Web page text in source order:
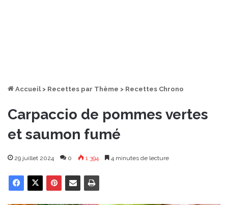
Accueil > Recettes par Thème > Recettes Chrono
Carpaccio de pommes vertes
et saumon fumé
29 juillet 2024 0 1 394 4 minutes de lecture